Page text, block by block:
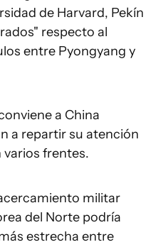
de Harvard, Pekín
respecto al
entre Pyongyang y
a China
a repartir su atención
frentes.
militar
del Norte podría
estrecha entre